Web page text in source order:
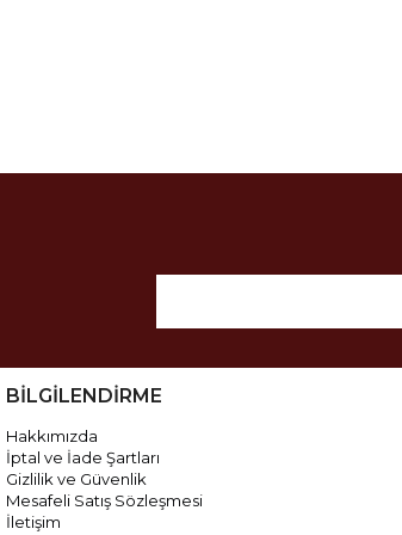
BİLGİLENDİRME
Hakkımızda
İptal ve İade Şartları
Gizlilik ve Güvenlik
Mesafeli Satış Sözleşmesi
İletişim